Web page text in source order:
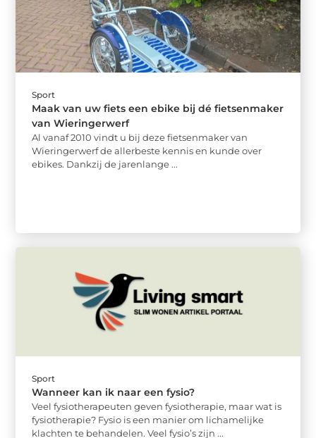
Sport
Maak van uw fiets een ebike bij dé fietsenmaker
van Wieringerwerf
Al vanaf 2010 vindt u bij deze fietsenmaker van
Wieringerwerf de allerbeste kennis en kunde over
ebikes. Dankzij de jarenlange ...
Sport
Wanneer kan ik naar een fysio?
Veel fysiotherapeuten geven fysiotherapie, maar wat is
fysiotherapie? Fysio is een manier om lichamelijke
klachten te behandelen. Veel fysio’s zijn ...